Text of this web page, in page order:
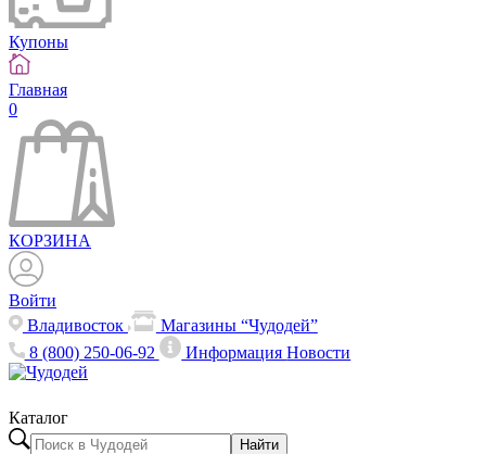
Купоны
Главная
0
КОРЗИНА
Войти
Владивосток
Магазины “Чудодей”
8 (800) 250-06-92
ИнформацияНовости
Каталог
Найти